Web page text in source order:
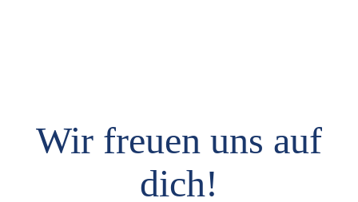
Wir freuen uns auf
dich!